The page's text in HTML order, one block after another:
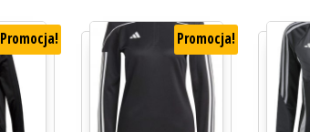
Promocja! Promocja!